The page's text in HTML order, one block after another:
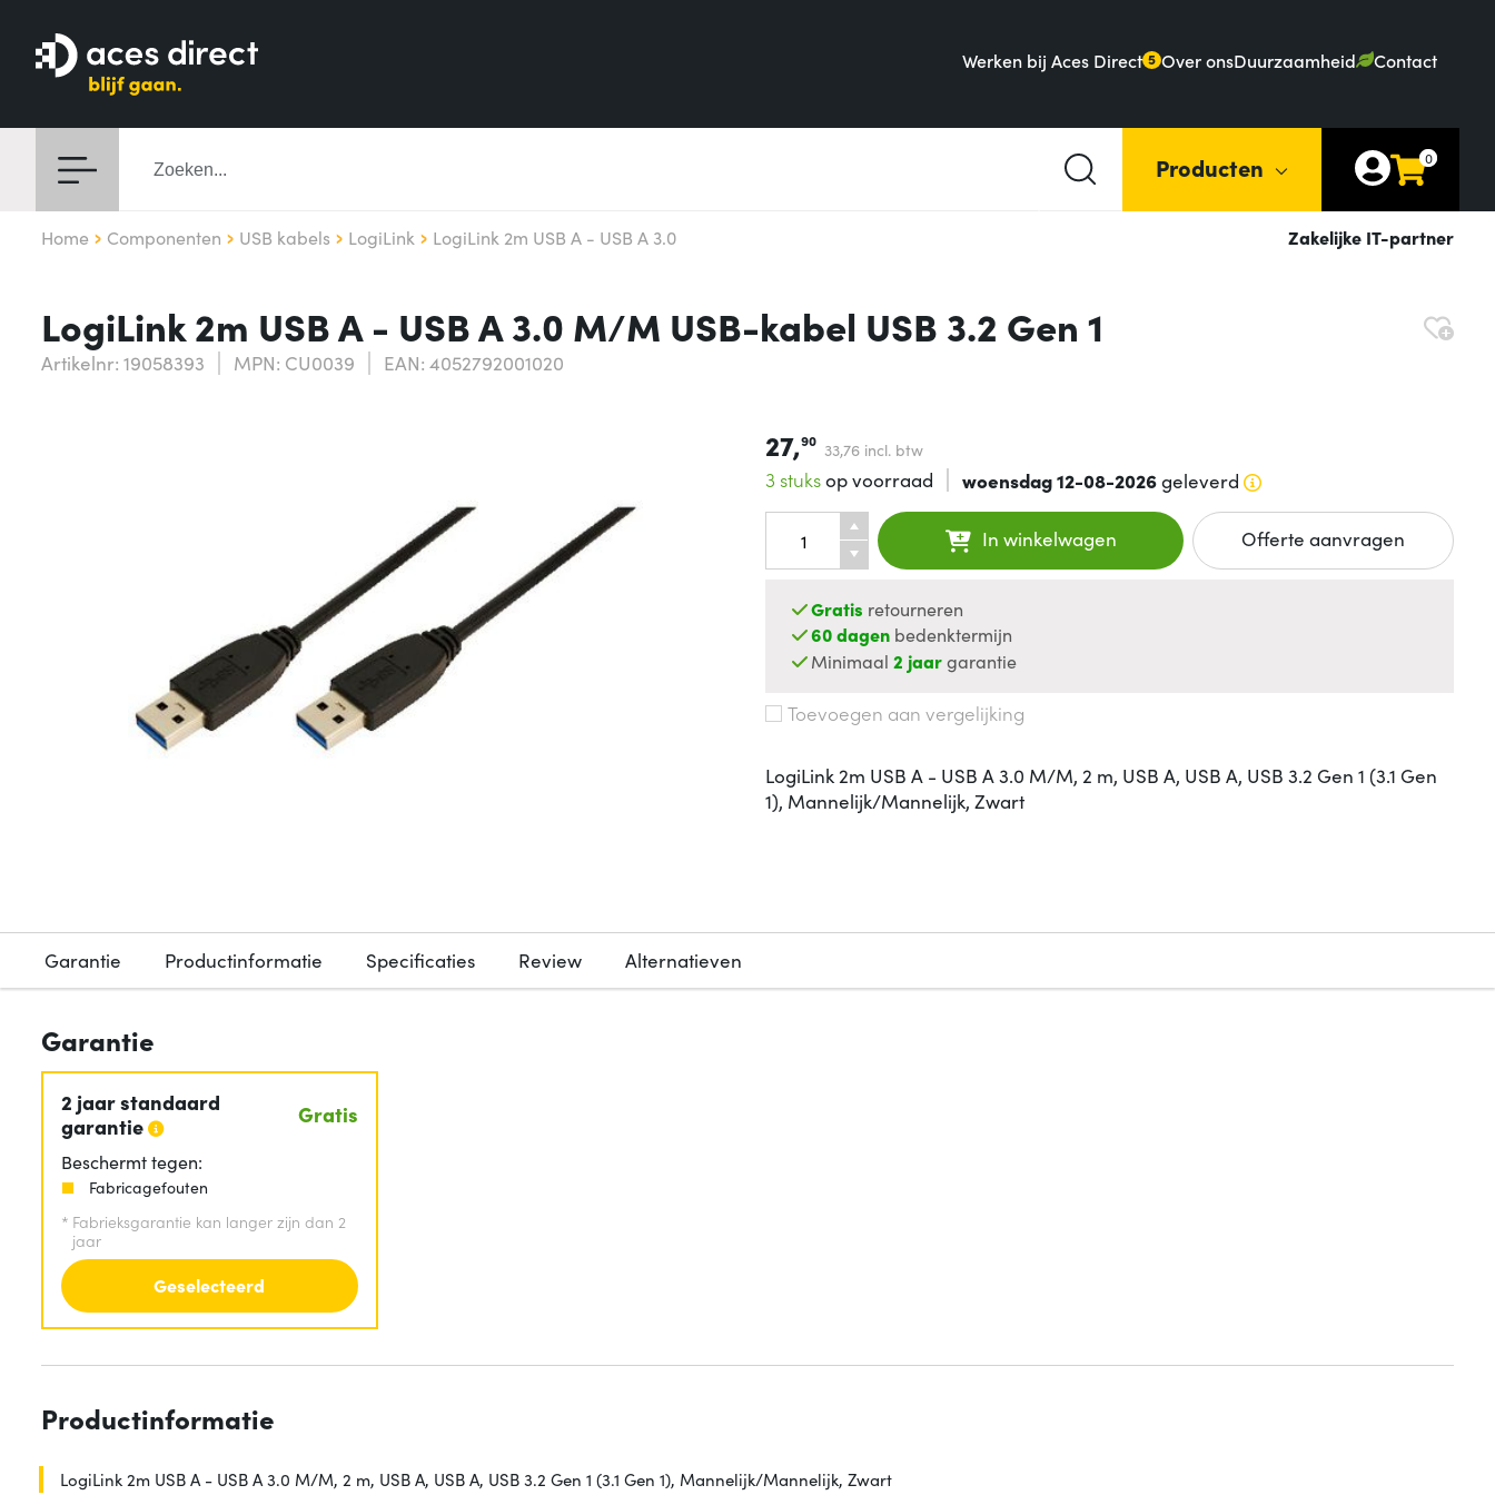
Werken bij Aces Direct 5 Over onsDuurzaamheid Contact
Producten 0
Home Componenten USB kabels LogiLink LogiLink 2m USB A - USB A 3.0 Zakelijke IT-partner
LogiLink 2m USB A - USB A 3.0 M/M USB-kabel USB 3.2 Gen 1
Artikelnr: 19058393 MPN: CU0039 EAN: 4052792001020
27,90 33,76 incl. btw
3 stuksop voorraad woensdag 12-08-2026geleverd
In winkelwagen Offerte aanvragen
Gratis retourneren
60 dagen bedenktermijn
Minimaal2 jaargarantie
Toevoegen aan vergelijking
LogiLink 2m USB A - USB A 3.0 M/M, 2 m, USB A, USB A, USB 3.2 Gen 1 (3.1 Gen
1), Mannelijk/Mannelijk, Zwart
Garantie Productinformatie Specificaties Review Alternatieven
Garantie
2 jaar standaard
garantie
Gratis
Beschermt tegen:
Fabricagefouten
* Fabrieksgarantie kan langer zijn dan 2
jaar
Geselecteerd
Productinformatie
LogiLink 2m USB A - USB A 3.0 M/M, 2 m, USB A, USB A, USB 3.2 Gen 1 (3.1 Gen 1), Mannelijk/Mannelijk, Zwart